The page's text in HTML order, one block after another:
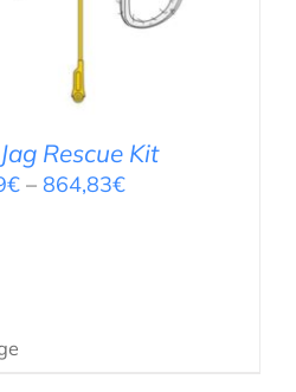
Rescue Kit
€– 864,83€